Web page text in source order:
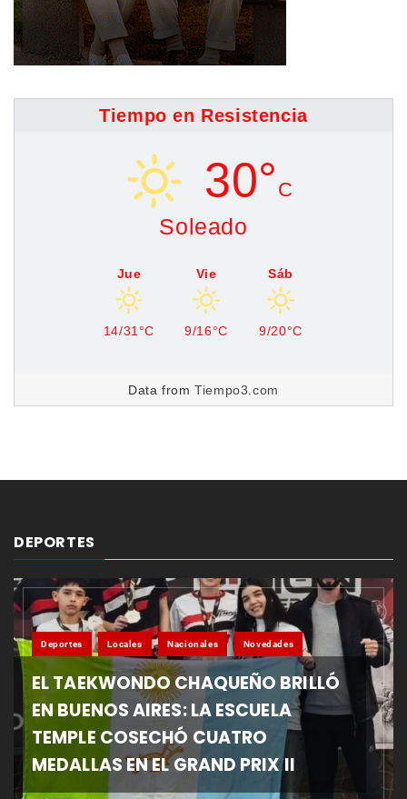
Tiempo en Resistencia
30° C
Soleado
Jue
14/31°C
Vie
9/16°C
Sáb
9/20°C
Data fromTiempo3.com
DEPORTES
Deportes Locales Nacionales Novedades
EL TAEKWONDO CHAQUEÑO BRILLÓ
EN BUENOS AIRES: LA ESCUELA
TEMPLE COSECHÓ CUATRO
MEDALLAS EN EL GRAND PRIX II